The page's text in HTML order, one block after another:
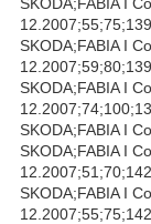
SKODA;FABIA I
SKODA;FABIA I
SKODA;FABIA I
SKODA;FABIA I
SKODA;FABIA I